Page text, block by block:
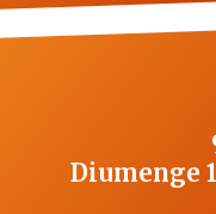
Diumenge